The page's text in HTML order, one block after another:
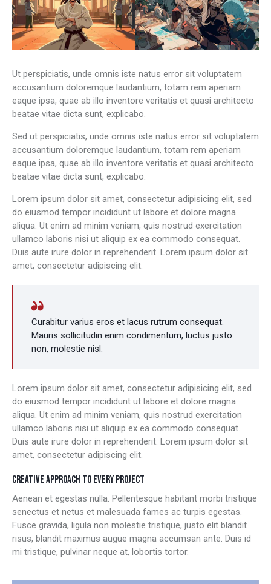
Ut perspiciatis, unde omnis iste natus error sit voluptatem
accusantium doloremque laudantium, totam rem aperiam
eaque ipsa, quae ab illo inventore veritatis et quasi architecto
beatae vitae dicta sunt, explicabo.
Sed ut perspiciatis, unde omnis iste natus error sit voluptatem
accusantium doloremque laudantium, totam rem aperiam
eaque ipsa, quae ab illo inventore veritatis et quasi architecto
beatae vitae dicta sunt, explicabo.
Lorem ipsum dolor sit amet, consectetur adipisicing elit, sed
do eiusmod tempor incididunt ut labore et dolore magna
aliqua. Ut enim ad minim veniam, quis nostrud exercitation
ullamco laboris nisi ut aliquip ex ea commodo consequat.
Duis aute irure dolor in reprehenderit. Lorem ipsum dolor sit
amet, consectetur adipiscing elit.
Curabitur varius eros et lacus rutrum consequat.
Mauris sollicitudin enim condimentum, luctus justo
non, molestie nisl.
Lorem ipsum dolor sit amet, consectetur adipisicing elit, sed
do eiusmod tempor incididunt ut labore et dolore magna
aliqua. Ut enim ad minim veniam, quis nostrud exercitation
ullamco laboris nisi ut aliquip ex ea commodo consequat.
Duis aute irure dolor in reprehenderit. Lorem ipsum dolor sit
amet, consectetur adipiscing elit.
CREATIVE APPROACH TO EVERY PROJECT
Aenean et egestas nulla. Pellentesque habitant morbi tristique
senectus et netus et malesuada fames ac turpis egestas.
Fusce gravida, ligula non molestie tristique, justo elit blandit
risus, blandit maximus augue magna accumsan ante. Duis id
mi tristique, pulvinar neque at, lobortis tortor.